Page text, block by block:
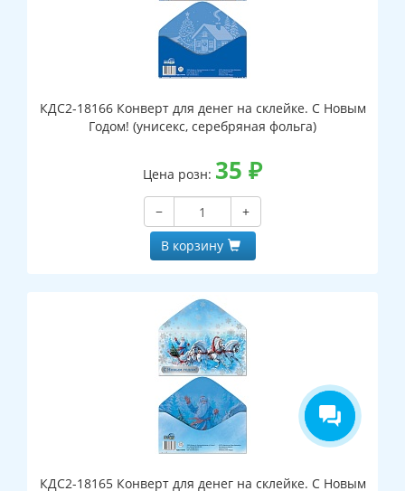
КДС2-18166 Конверт для денег на склейке. С Новым
Годом! (унисекс, серебряная фольга)
Цена розн: 35 ₽
−
+
В корзину
КДС2-18165 Конверт для денег на склейке. С Новым